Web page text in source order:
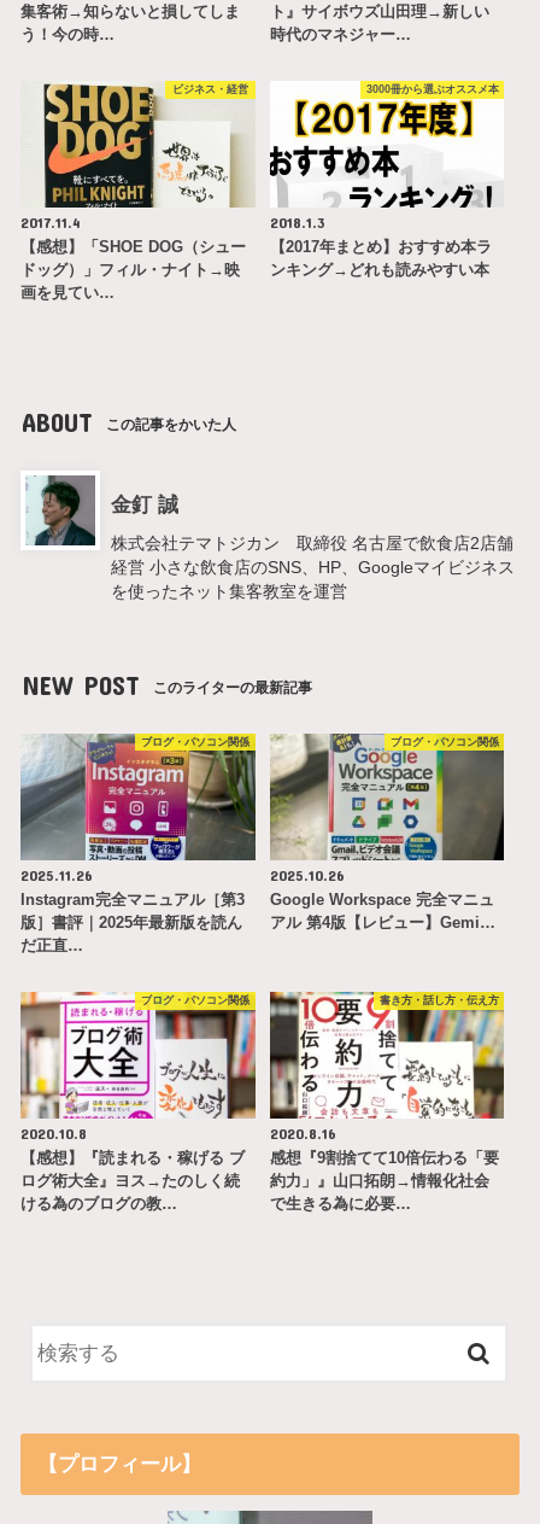
集客術→知らないと損してしま
う！今の時…
ト』サイボウズ山田理→新しい
時代のマネジャー…
ビジネス・経営
2017.11.4
【感想】「SHOE DOG（シュー
ドッグ）」フィル・ナイト→映
画を見てい…
3000冊から選ぶオススメ本
2018.1.3
【2017年まとめ】おすすめ本ラ
ンキング→どれも読みやすい本
ABOUT この記事をかいた人
金釘 誠
株式会社テマトジカン 取締役 名古屋で飲食店2店舗
経営 小さな飲食店のSNS、HP、Googleマイビジネス
を使ったネット集客教室を運営
NEW POST このライターの最新記事
ブログ・パソコン関係
2025.11.26
Instagram完全マニュアル［第3
版］書評｜2025年最新版を読ん
だ正直…
ブログ・パソコン関係
2025.10.26
Google Workspace 完全マニュ
アル 第4版【レビュー】Gemi…
ブログ・パソコン関係
2020.10.8
【感想】『読まれる・稼げる ブ
ログ術大全』ヨス→たのしく続
ける為のブログの教…
書き方・話し方・伝え方
2020.8.16
感想『9割捨てて10倍伝わる「要
約力」』山口拓朗→情報化社会
で生きる為に必要…
【プロフィール】